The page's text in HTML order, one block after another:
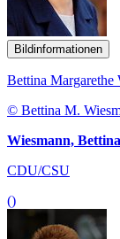
Bildinformationen
Bettina Margarethe
© Bettina M.
Wiesmann,
CDU/CSU
()